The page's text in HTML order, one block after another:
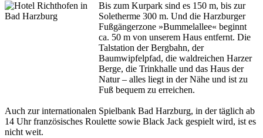
Bis zum Kurpark sind es 150 m, bis zur
Soletherme 300 m. Und die Harzburger
Fußgängerzone »Bummelallee« beginnt
ca. 50 m von unserem Haus entfernt. Die
Talstation der Bergbahn, der
Baumwipfelpfad, die waldreichen Harzer
Berge, die Trinkhalle und das Haus der
Natur – alles liegt in der Nähe und ist zu
Fuß bequem zu erreichen.
Auch zur internationalen Spielbank Bad Harzburg, in der täglich ab
14 Uhr französisches Roulette sowie Black Jack gespielt wird, ist es
nicht weit.